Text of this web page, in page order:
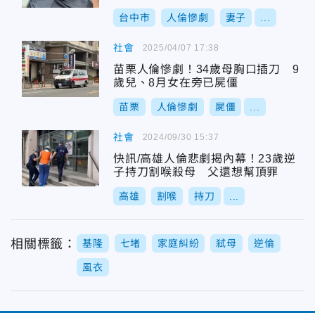
台中市 人倫慘劇 妻子
社會
苗栗人倫慘劇！34歲母胸口插刀 9
歲兒、8月女在旁已屍僵
苗栗 人倫慘劇 屍僵
2025/04/07 17:38
社會
快訊/高雄人倫悲劇揭內幕！23歲逆
子持刀割喉殺母 父還想幫頂罪
高雄 割喉 持刀
2024/09/30 15:37
相關標籤： 基隆 七堵 家庭糾紛 弒母 逆倫
風衣